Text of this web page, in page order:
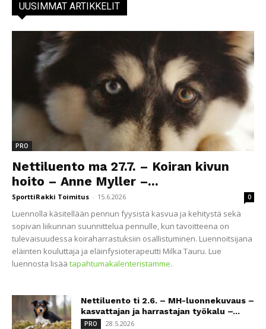
UUSIMMAT ARTIKKELIT
PRO
Nettiluento ma 27.7. – Koiran kivun
hoito – Anne Myller –...
SporttiRakki Toimitus - 15.6.2026 0
Luennolla käsitellään pennun fyysistä kasvua ja kehitystä sekä
sopivan liikunnan suunnittelua pennulle, kun tavoitteena on
tulevaisuudessa koiraharrastuksiin osallistuminen. Luennoitsijana
eläinten kouluttaja ja eläinfysioterapeutti Milka Tauru. Lue
luennosta lisää tapahtumakalenteristamme.
Nettiluento ti 2.6. – MH-luonnekuvaus –
kasvattajan ja harrastajan työkalu –...
PRO 28.5.2026